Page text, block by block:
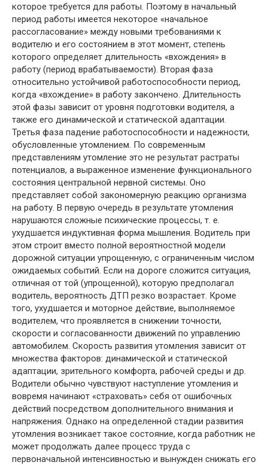
которое требуется для работы. Поэтому в начальный
период работы имеется некоторое «начальное
рассогласование» между новыми требованиями к
водителю и его состоянием в этот момент, степень
которого определяет длительность «вхождения» в
работу (период врабатываемости). Вторая фаза
относительно устойчивой работоспособности период,
когда «вхождение» в работу закончено. Длительность
этой фазы зависит от уровня подготовки водителя, а
также его динамической и статической адаптации.
Третья фаза падение работоспособности и надежности,
обусловленные утомлением. По современным
представлениям утомление это не результат растраты
потенциалов, а выраженное изменение функционального
состояния центральной нервной системы. Оно
представляет собой закономерную реакцию организма
на работу. В первую очередь в результате утомления
нарушаются сложные психические процессы, т. е.
ухудшается индуктивная форма мышления. Водитель при
этом строит вместо полной вероятностной модели
дорожной ситуации упрощенную, с ограниченным числом
ожидаемых событий. Если на дороге сложится ситуация,
отличная от той (упрощенной), которую предполагал
водитель, вероятность ДТП резко возрастает. Кроме
того, ухудшается и моторное действие, выполняемое
водителем, что проявляется в снижении точности,
скорости и согласованности движений по управлению
автомобилем. Скорость развития утомления зависит от
множества факторов: динамической и статической
адаптации, зрительного комфорта, рабочей среды и др.
Водители обычно чувствуют наступление утомления и
вовремя начинают «страховать» себя от ошибочных
действий посредством дополнительного внимания и
напряжения. Однако на определенной стадии развития
утомления возникает такое состояние, когда работник не
может продолжать далее процесс труда с
первоначальной интенсивностью и вынужден снижать его